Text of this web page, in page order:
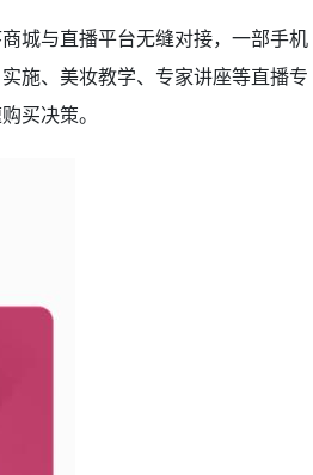
城与直播平台无缝对接，一部手机
施、美妆教学、专家讲座等直播专
买决策。